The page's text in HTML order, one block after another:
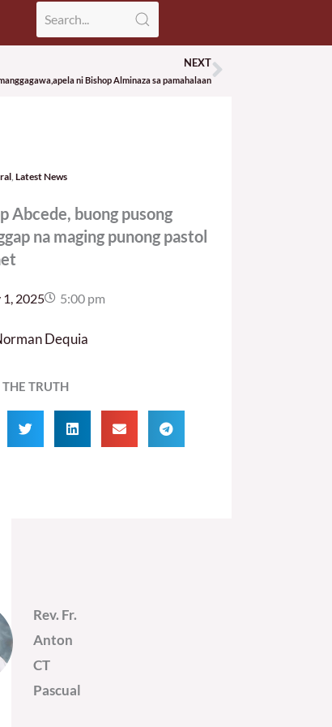
NEXT
ni Bishop Alminaza sa pamahalaanNext
, Latest News
Abcede, buong pusong
na maging punong pastol
1, 2025 5:00 pm
Dequia
THE TRUTH
Rev. Fr.
Anton
CT
Pascual